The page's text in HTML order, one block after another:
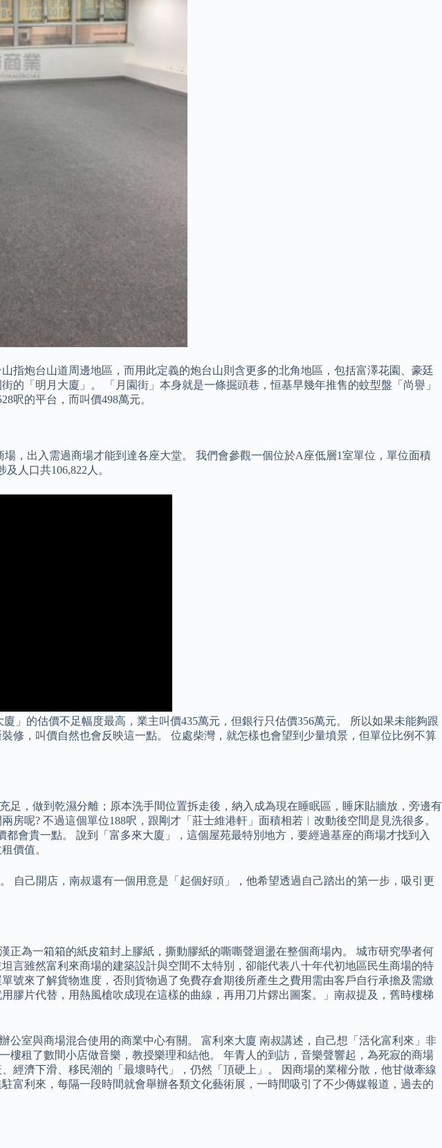
指炮台山道周邊地區，而用此定義的炮台山則含更多的北角地區，包括富澤花園、豪廷
「明月大廈」。 「月園街」本身就是一條掘頭巷，恒基早幾年推售的蚊型盤「尚譽」
呎的平台，而叫價498萬元。
，出入需過商場才能到達各座大堂。 我們會參觀一個位於A座低層1室單位，單位面積
人口共106,822人。
」的估價不足幅度最高，業主叫價435萬元，但銀行只估價356萬元。 所以如果未能夠跟
修，叫價自然也會反映這一點。 位處柴灣，就怎樣也會望到少量墳景，但單位比例不算
，做到乾濕分離；原本洗手間位置拆走後，納入成為現在睡眠區，睡床貼牆放，旁邊有
呢? 不過這個單位188呎，跟剛才「莊士維港軒」面積相若︳改動後空間是見洗很多。
會貴一點。 說到「富多來大廈」，這個屋苑最特別地方，要經過基座的商場才找到入
價值。
自己開店，南叔還有一個用意是「起個好頭」，他希望透過自己踏出的第一步，吸引更
為一箱箱的紙皮箱封上膠紙，撕動膠紙的嘶嘶聲迴盪在整個商場內。 城市研究學者何
言雖然富利來商場的建築設計與空間不太特別，卻能代表八十年代初地區民生商場的特
號來了解貨物進度，否則貨物過了免費存倉期後所產生之費用需由客戶自行承擔及需繳
膠片代替，用熱風槍吹成現在這樣的曲線，再用刀片鎅出圖案。」南叔提及，舊時樓梯
室與商場混合使用的商業中心有關。 富利來大廈 南叔講述，自己想「活化富利來」非
租了數間小店做音樂，教授樂理和結他。 年青人的到訪，音樂聲響起，為死寂的商場
經濟下滑、移民潮的「最壞時代」，仍然「頂硬上」。 因商場的業權分散，他甘做牽線
富利來，每隔一段時間就會舉辦各類文化藝術展，一時間吸引了不少傳媒報道，過去的